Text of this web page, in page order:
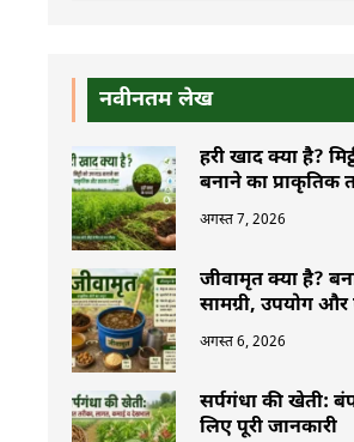
नवीनतम लेख
हरी खाद क्या है?
बनाने का प्राकृतिक
अगस्त 7, 2026
जीवामृत क्या है?
सामग्री, उपयोग
अगस्त 6, 2026
सर्पगंधा की खेती:
लिए पूरी जानकारी